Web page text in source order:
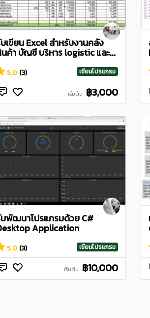
เขียน Excel สำหรับงานคลัง
ค้า บัญชี บริหาร logistic และ...
5.0 (3) เขียนโปรแกรม
เริ่มต้น ฿3,000
พัฒนาโปรแกรมด้วย C#
Application
5.0 (3) เขียนโปรแกรม
เริ่มต้น ฿10,000